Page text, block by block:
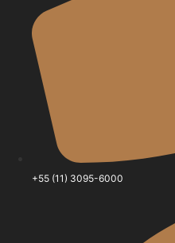
+55 (11) 3095-6000